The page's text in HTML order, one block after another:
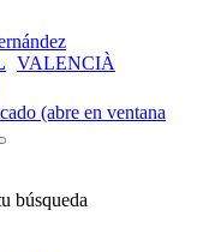
VALENCIÀ
(abre en ventana
búsqueda